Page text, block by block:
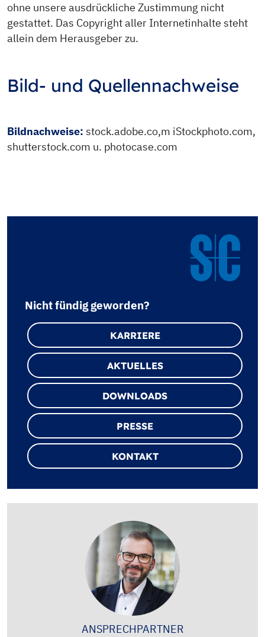
ohne unsere ausdrückliche Zustimmung nicht
gestattet. Das Copyright aller Internetinhalte steht
allein dem Herausgeber zu.
Bild- und Quellennachweise
Bildnachweise: stock.adobe.co,m iStockphoto.com,
shutterstock.com u. photocase.com
Nicht fündig geworden?
KARRIERE
AKTUELLES
DOWNLOADS
PRESSE
KONTAKT
ANSPRECHPARTNER